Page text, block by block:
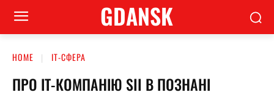
GDANSK
HOME ІТ-СФЕРА
ПРО ІТ-КОМПАНІЮ SII В ПОЗНАНІ